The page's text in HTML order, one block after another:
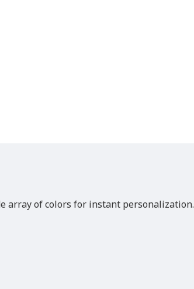
array of colors for instant personalization.